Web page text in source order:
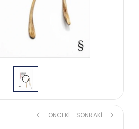
ONCEKI SONRAKI